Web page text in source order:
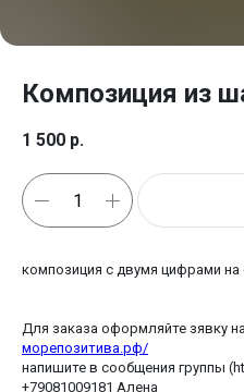
Композиция из
1 500 р.
композиция с двумя цифрами на
Для заказа оформляйте зявку
морепозитива.рф/
напишите в сообщения группы
+79081009181 Алена